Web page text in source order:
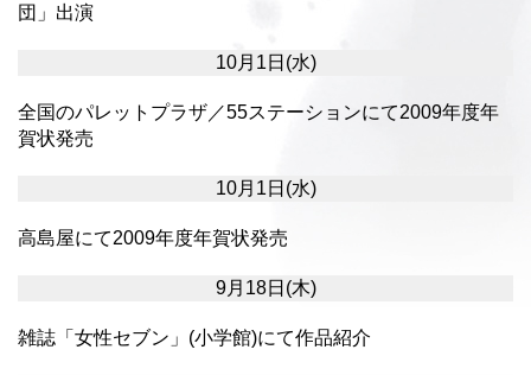
団」出演
10月1日(水)
全国のパレットプラザ／55ステーションにて2009年度年
賀状発売
10月1日(水)
高島屋にて2009年度年賀状発売
9月18日(木)
雑誌「女性セブン」(小学館)にて作品紹介